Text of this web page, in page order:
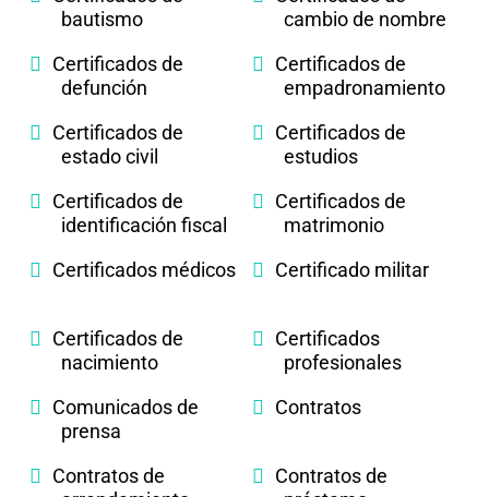
bautismo
cambio de nombre
Certificados de
defunción
Certificados de
empadronamiento
Certificados de
estado civil
Certificados de
estudios
Certificados de
identificación fiscal
Certificados de
matrimonio
Certificados médicos
Certificado militar
Certificados de
nacimiento
Certificados
profesionales
Comunicados de
prensa
Contratos
Contratos de
Contratos de